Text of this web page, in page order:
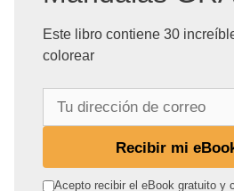
Este libro contiene 30
colorear
r
Recibir mi
Acepto recibir el eBook gratuito y